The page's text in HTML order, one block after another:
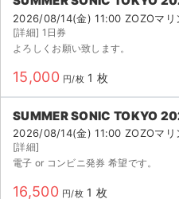
プライバシーポリシー
特定商取引法に基づく表記
公演登録依頼
不正転売禁止法について
チケットジャムの取り組み
音楽情報
2026/08/14(金) 11:00 ZOZOマリ
[詳細] 1日券
よろしくお願い致します。
15,000 円/枚 1 枚
SUMMER SONIC TOKYO
2026/08/14(金) 11:00 ZOZOマリ
[詳細]
電子 or コンビニ発券 希望です。
16,500 円/枚 1 枚